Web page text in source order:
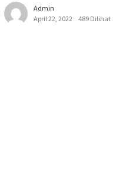
Admin
April 22, 2022
489 Dilihat